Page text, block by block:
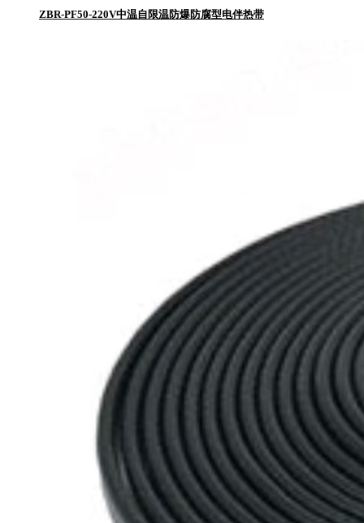
ZBR-PF50-220V中温自限温防爆防腐型电伴热带